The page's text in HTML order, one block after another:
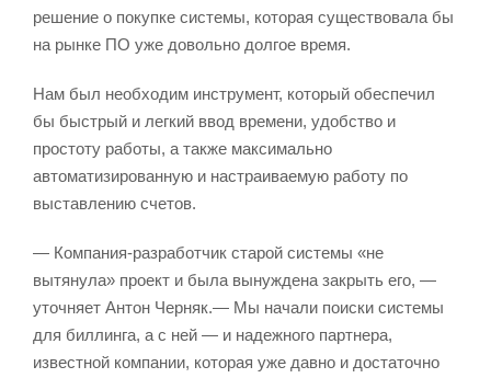
решение о покупке системы, которая существовала бы
на рынке ПО уже довольно долгое время.
Нам был необходим инструмент, который обеспечил
бы быстрый и легкий ввод времени, удобство и
простоту работы, а также максимально
автоматизированную и настраиваемую работу по
выставлению счетов.
— Компания-разработчик старой системы «не
вытянула» проект и была вынуждена закрыть его, —
уточняет Антон Черняк.— Мы начали поиски системы
для биллинга, а с ней — и надежного партнера,
известной компании, которая уже давно и достаточно